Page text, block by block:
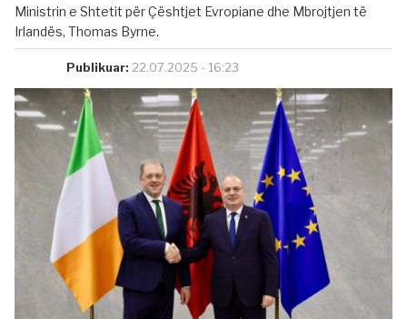
Ministrin e Shtetit për Çështjet Evropiane dhe Mbrojtjen të
Irlandës, Thomas Byrne.
Publikuar: 22.07.2025 - 16:23